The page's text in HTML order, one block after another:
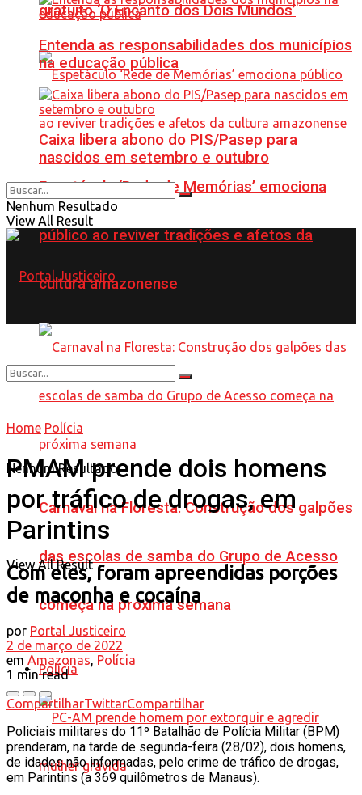
gratuito ‘O Encanto dos Dois Mundos’
Espetáculo ‘Rede de Memórias’ emociona
público ao reviver tradições e afetos da
cultura amazonense
Carnaval na Floresta: Construção dos galpões
das escolas de samba do Grupo de Acesso
começa na próxima semana
Polícia
Entenda as responsabilidades dos municípios
na educação pública
Caixa libera abono do PIS/Pasep para
nascidos em setembro e outubro
Nenhum Resultado
View All Result
Nenhum Resultado
View All Result
Home Polícia
PMAM prende dois homens
por tráfico de drogas, em
Parintins
Com eles, foram apreendidas porções
de maconha e cocaína
por Portal Justiceiro
2 de março de 2022
em Amazonas, Polícia
1 min read
CompartilharTwittarCompartilhar
Policiais militares do 11º Batalhão de Polícia Militar (BPM)
prenderam, na tarde de segunda-feira (28/02), dois homens,
de idades não informadas, pelo crime de tráfico de drogas,
em Parintins (a 369 quilômetros de Manaus).